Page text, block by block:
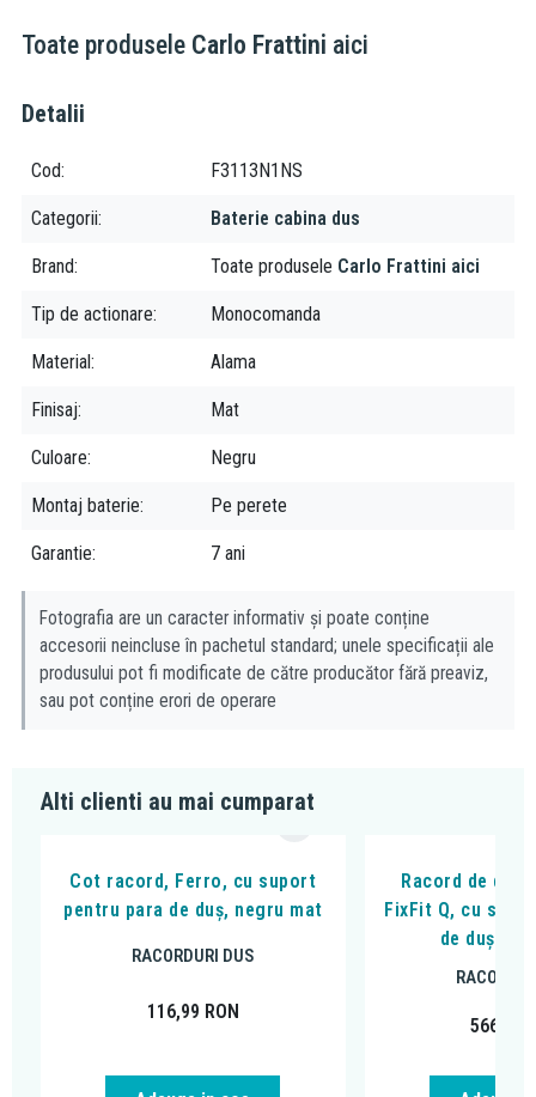
Toate produsele Carlo Frattini aici
Detalii
Cod F3113N1NS
Categorii Baterie cabina dus
Brand Toate produsele Carlo Frattini aici
Tip de actionare Monocomanda
Material Alama
Finisaj Mat
Culoare Negru
Montaj baterie Pe perete
Garantie 7 ani
Fotografia are un caracter informativ și poate conține
accesorii neincluse în pachetul standard; unele specificații ale
produsului pot fi modificate de către producător fără preaviz,
sau pot conține erori de operare
Alti clienti au mai cumparat
Cot racord, Ferro, cu suport
pentru para de duș, negru mat
RACORDURI DUS
116,99 RON
Racord de duș,
FixFit Q, cu
de duș,
566,26